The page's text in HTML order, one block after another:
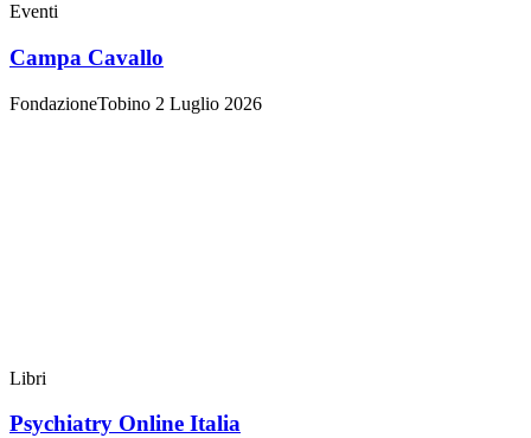
Eventi
Campa Cavallo
FondazioneTobino 2 Luglio 2026
Libri
Psychiatry Online Italia